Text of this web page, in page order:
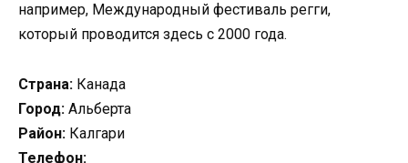
например, Международный фестиваль регги,
который проводится здесь с 2000 года.
Страна: Канада
Город: Альберта
Район: Калгари
Телефон: